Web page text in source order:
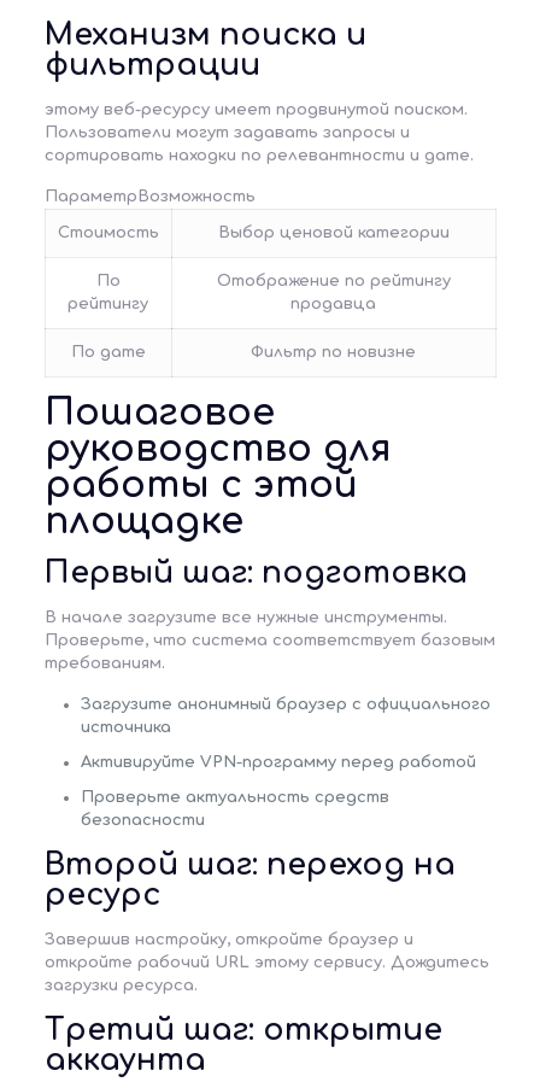
Механизм поиска и
фильтрации
этому веб-ресурсу имеет продвинутой поиском.
Пользователи могут задавать запросы и
сортировать находки по релевантности и дате.
ПараметрВозможность
Стоимость Выбор ценовой категории
По
рейтингу
Отображение по рейтингу
продавца
По дате Фильтр по новизне
Пошаговое
руководство для
работы с этой
площадке
Первый шаг: подготовка
В начале загрузите все нужные инструменты.
Проверьте, что система соответствует базовым
требованиям.
Загрузите анонимный браузер с официального
источника
Активируйте VPN-программу перед работой
Проверьте актуальность средств
безопасности
Второй шаг: переход на
ресурс
Завершив настройку, откройте браузер и
откройте рабочий URL этому сервису. Дождитесь
загрузки ресурса.
Третий шаг: открытие
аккаунта